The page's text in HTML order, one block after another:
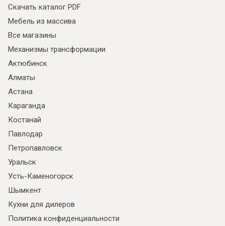
Скачать каталог PDF
Мебель из массива
Все магазины
Механизмы трансформации
Актюбинск
Алматы
Астана
Караганда
Костанай
Павлодар
Петропавловск
Уральск
Усть-Каменогорск
Шымкент
Кухни для дилеров
Политика конфиденциальности